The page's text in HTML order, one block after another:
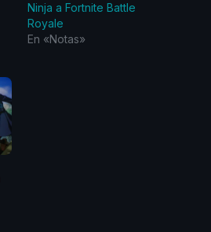
Ninja a Fortnite Battle
Royale
En «Notas»